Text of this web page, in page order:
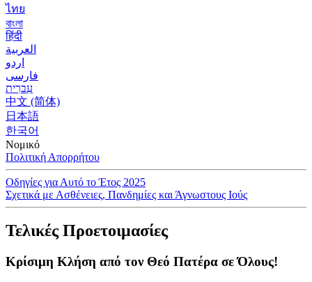
ไทย
বাংলা
हिंदी
العربية
اردو
فارسی
עִברִית
中文 (简体)
日本語
한국어
Νομικό
Πολιτική Απορρήτου
Οδηγίες για Αυτό το Έτος 2025
Σχετικά με Ασθένειες, Πανδημίες και Άγνωστους Ιούς
Τελικές Προετοιμασίες
Κρίσιμη Κλήση από τον Θεό Πατέρα σε Όλους!